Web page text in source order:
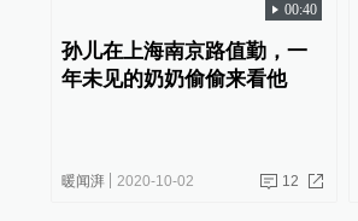
00:40
孙儿在上海南京路值勤，一
年未见的奶奶偷偷来看他
暖闻湃 2020-10-02 12